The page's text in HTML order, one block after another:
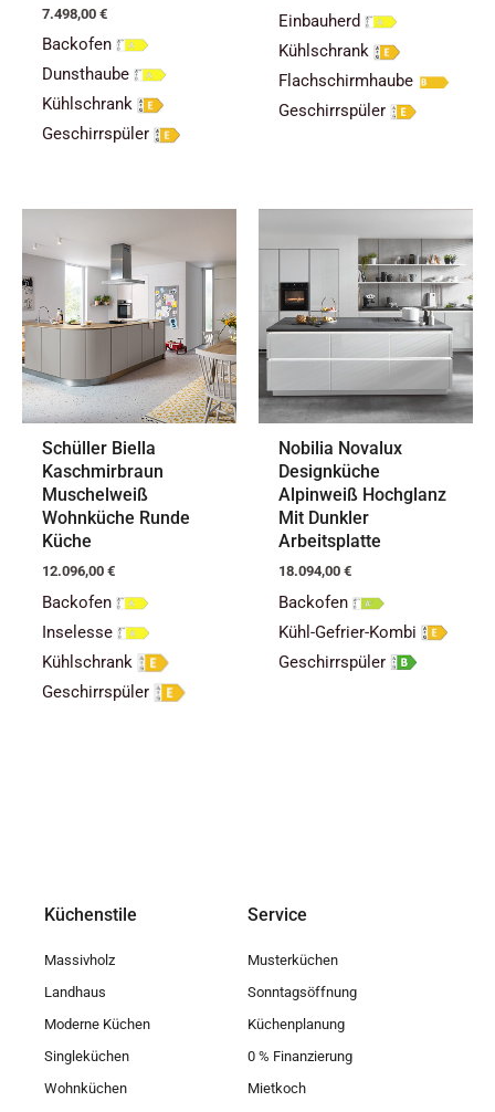
7.498,00 €
Backofen
Dunsthaube
Kühlschrank
Geschirrspüler
Einbauherd
Kühlschrank
Flachschirmhaube
Geschirrspüler
Schüller Biella
Kaschmirbraun
Muschelweiß
Wohnküche Runde
Küche
12.096,00 €
Backofen
Inselesse
Kühlschrank
Geschirrspüler
Nobilia Novalux
Designküche
Alpinweiß Hochglanz
Mit Dunkler
Arbeitsplatte
18.094,00 €
Backofen
Kühl-Gefrier-Kombi
Geschirrspüler
Küchenstile
Massivholz
Landhaus
Moderne Küchen
Singleküchen
Wohnküchen
Service
Musterküchen
Sonntagsöffnung
Küchenplanung
0 % Finanzierung
Mietkoch